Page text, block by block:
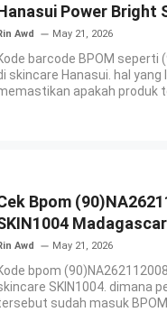
Power Bright
Awd May 21, 2026
barcode BPOM seperti
skincare Hanasui. hal
apakah produk
Bpom
Awd May 21, 2026
bpom
SKIN1004. dimana
sudah masuk